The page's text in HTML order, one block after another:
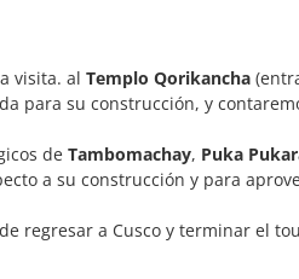
visita. al Templo Qorikancha
para su construcción, y
de Tambomachay, Puka
a su construcción y para
regresar a Cusco y terminar el